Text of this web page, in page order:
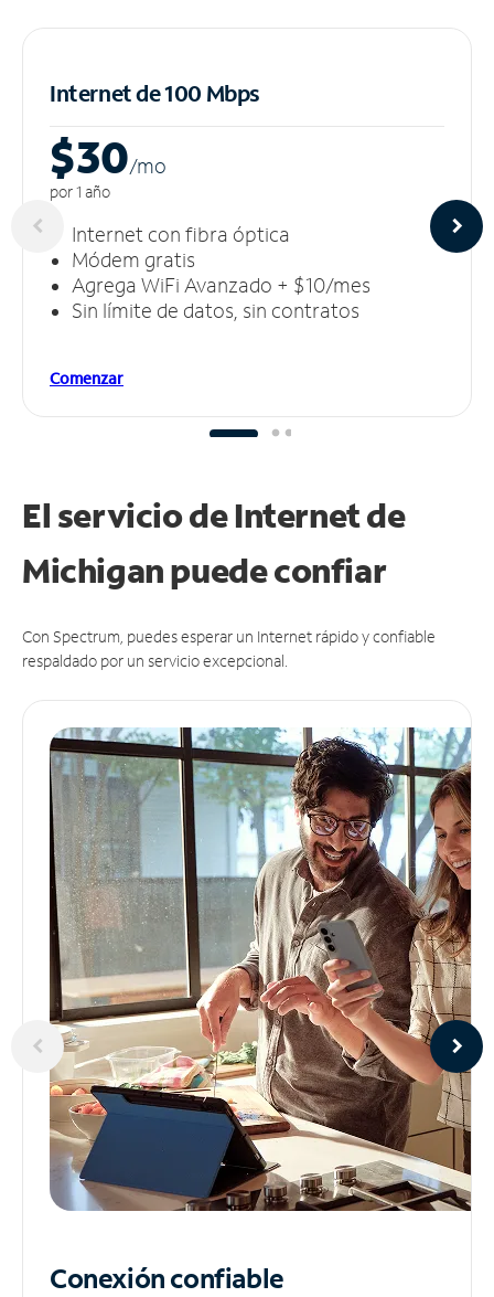
Internet de 100 Mbps
$30/mo
por 1 año
Internet con fibra óptica
Módem gratis
Agrega WiFi Avanzado + $10/mes
Sin límite de datos, sin contratos
Comenzar
El servicio de Internet de
Michigan puedeconfiar
Con Spectrum, puedes esperar un Internet rápido y confiable
respaldado por un servicio excepcional.
Conexión confiable